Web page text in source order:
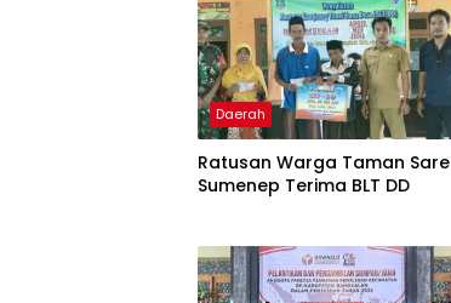
Daerah
Ratusan Warga Taman Sare
Sumenep Terima BLT DD